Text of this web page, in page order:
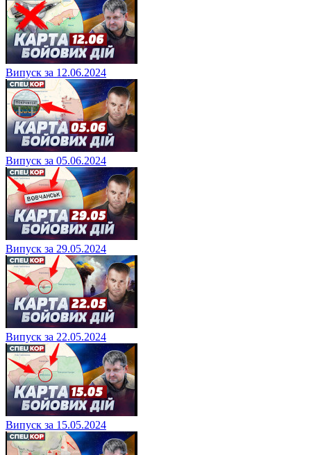
Випуск за 12.06.2024
Випуск за 05.06.2024
Випуск за 29.05.2024
Випуск за 22.05.2024
Випуск за 15.05.2024